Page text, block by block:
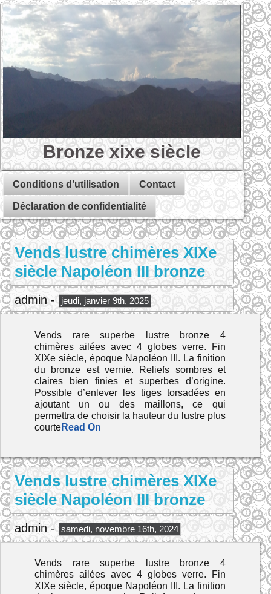
Bronze xixe siècle
Conditions d’utilisation Contact
Déclaration de confidentialité
Vends lustre chimères XIXe
siècle Napoléon III bronze
admin - jeudi, janvier 9th, 2025
Vends rare superbe lustre bronze 4
chimères ailées avec 4 globes verre. Fin
XIXe siècle, époque Napoléon III. La finition
du bronze est vernie. Reliefs sombres et
claires bien finies et superbes d’origine.
Possible d’enlever les tiges torsadées en
ajoutant un ou des maillons, ce qui
permettra de choisir la hauteur du lustre plus
courteRead On
Vends lustre chimères XIXe
siècle Napoléon III bronze
admin - samedi, novembre 16th, 2024
Vends rare superbe lustre bronze 4
chimères ailées avec 4 globes verre. Fin
XIXe siècle, époque Napoléon III. La finition